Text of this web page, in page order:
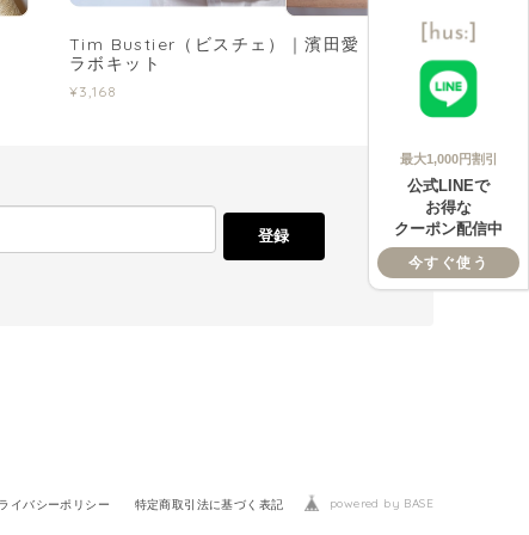
Tim Bustier（ビスチェ）｜濱田愛 さんコ
ラボキット
¥3,168
登録
イバシーポリシー 特定商取引法に基づく表記 powered by BASE
最大1,000円割引
公式LINEで
お得な
クーポン配信中
今すぐ使う